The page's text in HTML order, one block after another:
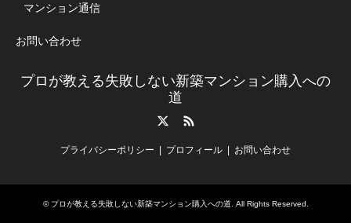
マンション通信
お問い合わせ
プロが教える失敗しない新築マンション購入への
道
プライバシーポリシー プロフィール お問い合わせ
© プロが教える失敗しない新築マンション購入への道 . All Rights Reserved.